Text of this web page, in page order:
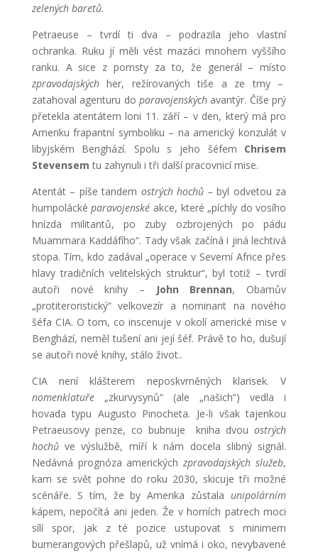
zelených baretů.
Petraeuse – tvrdí ti dva – podrazila jeho vlastní
ochranka. Ruku jí měli vést mazáci mnohem vyššího
ranku. A sice z pomsty za to, že generál – místo
zpravodajskýchher, režírovaných tiše a ze tmy –
zatahoval agenturu do paravojenských avantýr. Číše prý
přetekla atentátem loni 11. září – v den, který má pro
Ameriku frapantní symboliku – na americký konzulát v
libyjském Benghází. Spolu s jeho šéfem Chrisem
Stevensemtu zahynuli i tři další pracovnicí mise.
Atentát – píše tandem ostrých hochů – byl odvetou za
humpolácképaravojenské akce, které „píchly do vosího
hnízda militantů, po zuby ozbrojených po pádu
Muammara Kaddáfího“. Tady však začíná i jiná lechtivá
stopa. Tím, kdo zadával „operace v Severní Africe přes
hlavy tradičních velitelských struktur“, byl totiž – tvrdí
autoři nové knihy –
John Brennan, Obamův
„protiteroristický“ velkovezír a nominant na nového
šéfa CIA. O tom, co inscenuje v okolí americké mise v
Benghází, neměl tušení ani její šéf. Právě to ho, dušují
se autoři nové knihy, stálo život..
CIA není klášterem neposkvrněných klarisek. V
nomenklatuře „zkurvysynů“ (ale „našich“) vedla i
hovada typu Augusto Pinocheta. Je-li však tajenkou
Petraeusovy penze, co bubnuje kniha dvouostrých
hochůve výslužbě, míří k nám docela slibný signál.
Nedávná prognóza americkýchzpravodajských služeb,
kam se svět pohne do roku 2030, skicuje tři možné
scénáře. S tím, že by Amerika zůstalaunipolárním
kápem, nepočítá ani jeden. Že v horních patrech moci
sílí spor, jak z té pozice ustupovat s minimem
bumerangových přešlapů, už vnímá i oko, nevybavené